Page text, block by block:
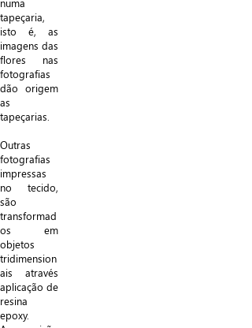
numa
tapeçaria,
isto é, as
imagens das
flores nas
fotografias
dão origem
as
tapeçarias.
Outras
fotografias
impressas
no tecido,
são
transformad
os em
objetos
tridimension
ais através
aplicação de
resina
epoxy.